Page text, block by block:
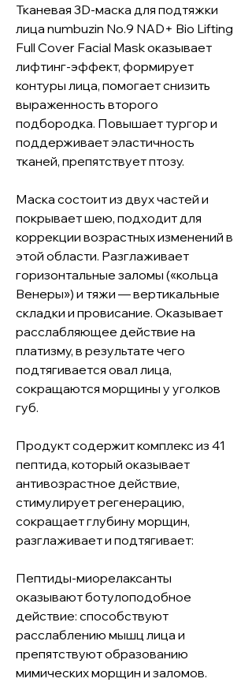
Тканевая 3D-маска для подтяжки
лица numbuzin No.9 NAD+ Bio Lifting
Full Cover Facial Mask оказывает
лифтинг-эффект, формирует
контуры лица, помогает снизить
выраженность второго
подбородка. Повышает тургор и
поддерживает эластичность
тканей, препятствует птозу.
Маска состоит из двух частей и
покрывает шею, подходит для
коррекции возрастных изменений в
этой области. Разглаживает
горизонтальные заломы («кольца
Венеры») и тяжи — вертикальные
складки и провисание. Оказывает
расслабляющее действие на
платизму, в результате чего
подтягивается овал лица,
сокращаются морщины у уголков
губ.
Продукт содержит комплекс из 41
пептида, который оказывает
антивозрастное действие,
стимулирует регенерацию,
сокращает глубину морщин,
разглаживает и подтягивает:
Пептиды-миорелаксанты
оказывают ботулоподобное
действие: способствуют
расслаблению мышц лица и
препятствуют образованию
мимических морщин и заломов.